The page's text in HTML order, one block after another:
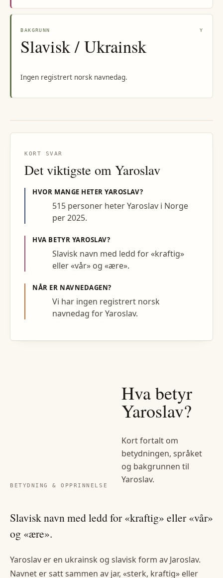
BAKGRUNN Y
Slavisk / Ukrainsk
Ingen registrert norsk navnedag.
KORT SVAR
Det viktigste om Yaroslav
HVOR MANGE HETERYAROSLAV?
515 personer heter Yaroslav i Norge
per 2025.
HVA BETYR YAROSLAV?
Slavisk navn med ledd for «kraftig»
eller «vår» og «ære».
NÅR ER NAVNEDAGEN?
Vi har ingen registrert norsk
navnedag for Yaroslav.
BETYDNING & OPPRINNELSE
Hva betyr
Yaroslav?
Kort fortalt om
betydningen, språket
og bakgrunnen til
Yaroslav.
Slavisk navn med ledd for «kraftig» eller «vår»
og «ære».
Yaroslav er en ukrainsk og slavisk form av Jaroslav.
Navnet er satt sammen av jar, «sterk, kraftig» eller